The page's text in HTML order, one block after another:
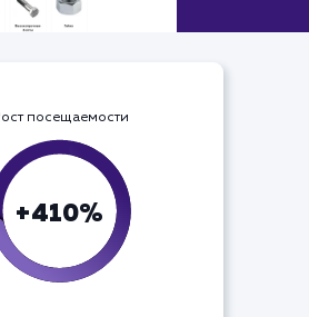
Рост посещаемости